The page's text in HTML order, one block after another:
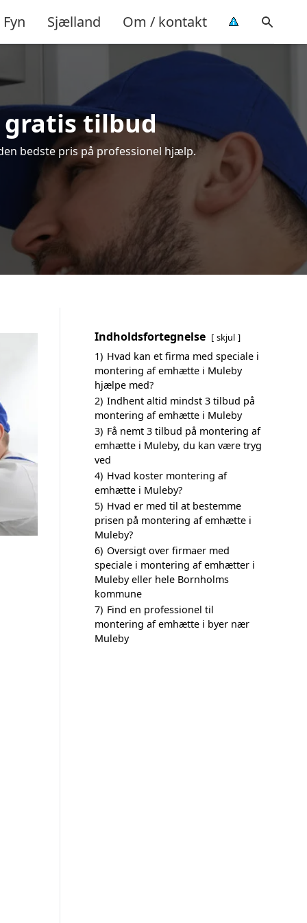
Fyn Sjælland Om / kontakt
gratis tilbud
bedste pris på professionel hjælp.
Indholdsfortegnelse skjul
1) Hvad kan et firma med speciale i
montering af emhætte i Muleby
hjælpe med?
2) Indhent altid mindst 3 tilbud på
montering af emhætte i Muleby
3) Få nemt 3 tilbud på montering af
emhætte i Muleby, du kan være tryg
ved
4) Hvad koster montering af
emhætte i Muleby?
5) Hvad er med til at bestemme
prisen på montering af emhætte i
Muleby?
6) Oversigt over firmaer med
speciale i montering af emhætter i
Muleby eller hele Bornholms
kommune
7) Find en professionel til
montering af emhætte i byer nær
Muleby